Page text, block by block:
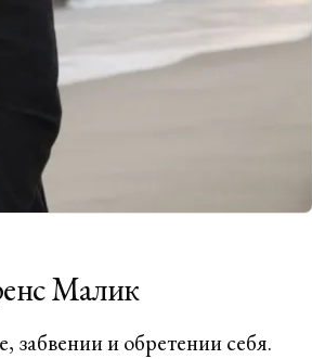
Малик
и обретении себя.